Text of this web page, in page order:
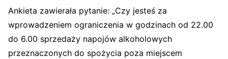
Ankieta zawierała pytanie: „Czy jesteś za
wprowadzeniem ograniczenia w godzinach od 22.00
do 6.00 sprzedaży napojów alkoholowych
przeznaczonych do spożycia poza miejscem